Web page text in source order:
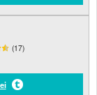
(17)